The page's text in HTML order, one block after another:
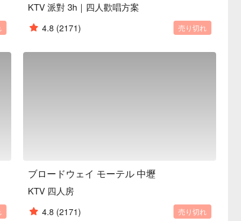
KTV 派對 3h｜四人歡唱方案
4.8 (2171) 売り切れ
ブロードウェイ モーテル 中壢
KTV 四人房
4.8 (2171) 売り切れ